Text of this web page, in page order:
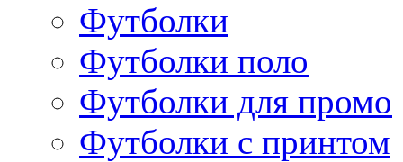
Футболки
Футболки поло
Футболки для промо
Футболки с принтом